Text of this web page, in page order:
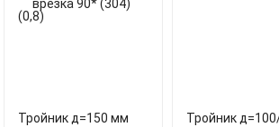
Тройник д=150 мм
Тройник